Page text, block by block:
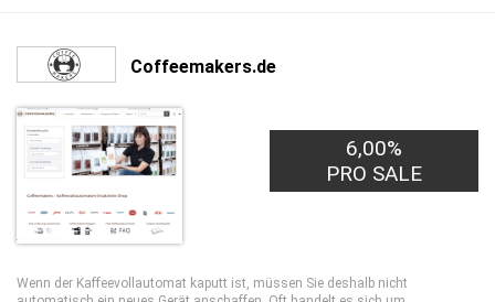
Coffeemakers.de
6,00%
PRO SALE
Wenn der Kaffeevollautomat kaputt ist, müssen Sie deshalb nicht